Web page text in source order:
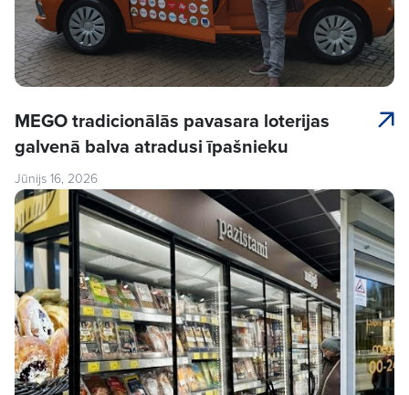
MEGO tradicionālās pavasara loterijas
galvenā balva atradusi īpašnieku
Jūnijs 16, 2026